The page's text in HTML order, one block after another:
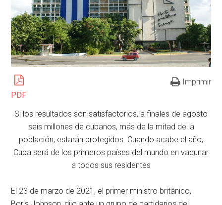
PDF
Imprimir
Si los resultados son satisfactorios, a finales de agosto
seis millones de cubanos, más de la mitad de la
población, estarán protegidos. Cuando acabe el año,
Cuba será de los primeros países del mundo en vacunar
a todos sus residentes
El 23 de marzo de 2021, el primer ministro británico,